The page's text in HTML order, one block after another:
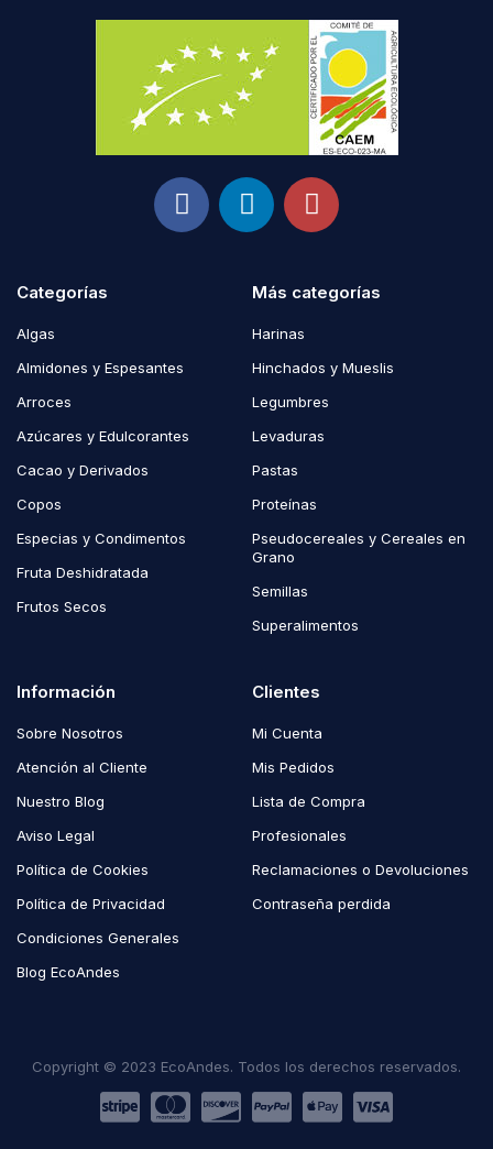
Categorías
Algas
Almidones y Espesantes
Arroces
Azúcares y Edulcorantes
Cacao y Derivados
Copos
Especias y Condimentos
Fruta Deshidratada
Frutos Secos
Más categorías
Harinas
Hinchados y Mueslis
Legumbres
Levaduras
Pastas
Proteínas
Pseudocereales y Cereales en
Grano
Semillas
Superalimentos
Información
Sobre Nosotros
Atención al Cliente
Nuestro Blog
Aviso Legal
Política de Cookies
Política de Privacidad
Condiciones Generales
Blog EcoAndes
Clientes
Mi Cuenta
Mis Pedidos
Lista de Compra
Profesionales
Reclamaciones o Devoluciones
Contraseña perdida
Copyright © 2023 EcoAndes. Todos los derechos reservados.